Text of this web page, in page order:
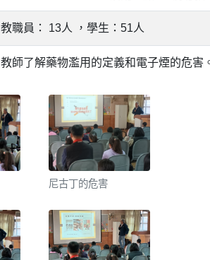
教職員： 13人 ，學生：51人
教師了解藥物濫用的定義和電子煙的危害
尼古丁的危害